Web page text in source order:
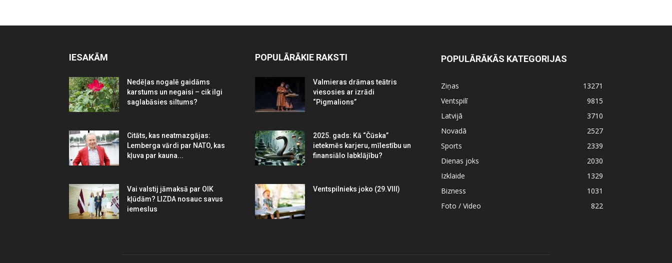
IESAKĀM
Nedēļas nogalē gaidāms
karstums un negaisi – cik ilgi
saglabāsies siltums?
Citāts, kas neatmazgājas:
Lemberga vārdi par NATO, kas
kļuva par kauna...
Vai valstij jāmaksā par OIK
kļūdām? LIZDA nosauc savus
iemeslus
POPULĀRĀKIE RAKSTI
Valmieras drāmas teātris
viesosies ar izrādi
“Pigmalions”
2025. gads: Kā “Čūska”
ietekmēs karjeru, mīlestību un
finansiālo labklājību?
Ventspilnieks joko (29.VIII)
POPULĀRĀKĀS KATEGORIJAS
Ziņas
13271
Ventspilī
9815
Latvijā
3710
Novadā
2527
Sports
2339
Dienas joks
2030
Izklaide
1329
Bizness
1031
Foto / Video
822